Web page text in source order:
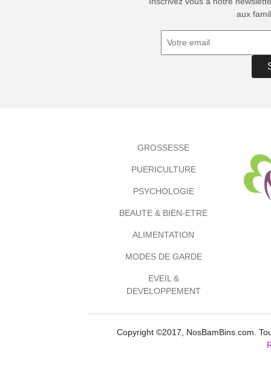
aux
GROSSESSE
PUERICULTURE
PSYCHOLOGIE
BEAUTE & BIEN-ETRE
ALIMENTATION
MODES DE GARDE
EVEIL &
DEVELOPPEMENT
Copyright ©2017, NosBamBins.com.